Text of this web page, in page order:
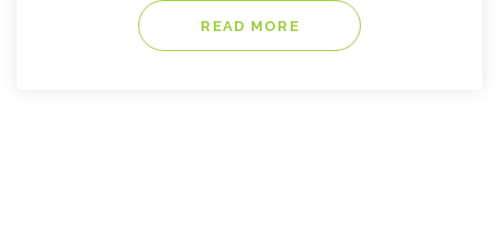
todas las cifras relevantes extraídas del
documento, organizadas por categorías.
READ MORE